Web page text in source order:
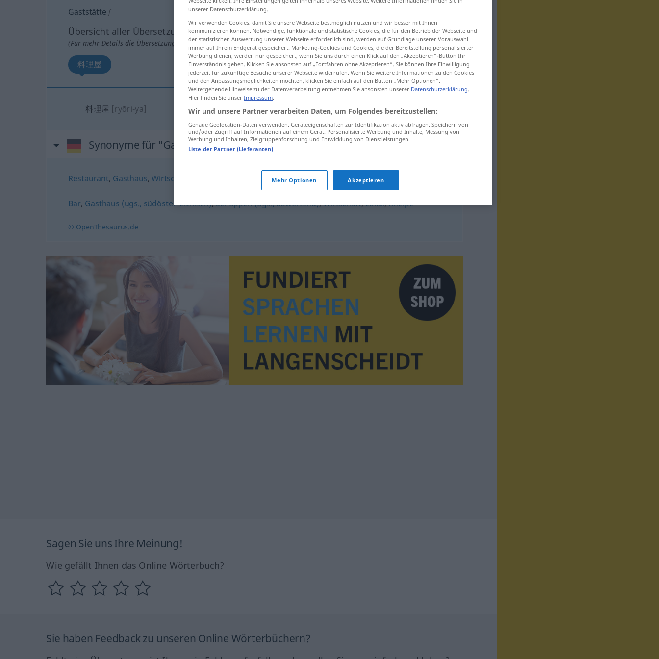
Gaststätte f
Übersicht aller Übersetzungen
(Für mehr Details die Übersetzung anklicken/antippen)
料理屋
料理屋 [ryōri-ya] Gaststätte
Synonyme für "Gaststätte"
Restaurant, Gasthaus,Wirtschaft
Bar, Gasthaus (ugs., südösterreichisch),Schuppen (ugs., abwertend),Wirtschaft,Lokal,Kneipe
© OpenThesaurus.de
Sagen Sie uns Ihre Meinung!
Wie gefällt Ihnen das Online Wörterbuch?
Sie haben Feedback zu unseren Online Wörterbüchern?
unserer Datenschutzerklärung.
Wir verwenden Cookies, damit Sie unsere Webseite bestmöglich nutzen und wir besser mit Ihnen
kommunizieren können. Notwendige, funktionale und statistische Cookies, die für den Betrieb der Webseite und
der statistischen Auswertung unserer Webseite erforderlich sind, werden auf Grundlage unserer Vorauswahl
immer auf Ihrem Endgerät gespeichert. Marketing-Cookies und Cookies, die der Bereitstellung personalisierter
Werbung dienen, werden nur gespeichert, wenn Sie uns durch einen Klick auf den „Akzeptieren“-Button Ihr
Einverständnis geben. Klicken Sie ansonsten auf „Fortfahren ohne Akzeptieren“. Sie können Ihre Einwilligung
jederzeit für zukünftige Besuche unserer Webseite widerrufen. Wenn Sie weitere Informationen zu den Cookies
und den Anpassungsmöglichkeiten möchten, klicken Sie einfach auf den Button „Mehr Optionen“.
Weitergehende Hinweise zu der Datenverarbeitung entnehmen Sie ansonsten unserer Datenschutzerklärung.
Hier finden Sie unser Impressum.
Wir und unsere Partner verarbeiten Daten, um Folgendes bereitzustellen:
Genaue Geolocation-Daten verwenden. Geräteeigenschaften zur Identifikation aktiv abfragen. Speichern von
und/oder Zugriff auf Informationen auf einem Gerät. Personalisierte Werbung und Inhalte, Messung von
Werbung und Inhalten, Zielgruppenforschung und Entwicklung von Dienstleistungen.
Liste der Partner (Lieferanten)
Mehr Optionen Akzeptieren